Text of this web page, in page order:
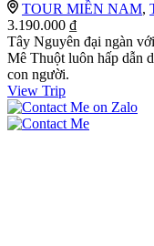
TOUR MIỀN NAM,
3.190.000 ₫
Tây Nguyên đại ngàn
Mê Thuột luôn hấp dẫn
con người.
View Trip